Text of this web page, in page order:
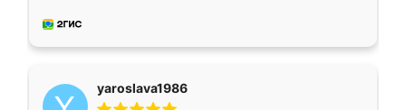
довольны работой. Спасибо Ренессанс
мебель за качественную работу!
yaroslava1986